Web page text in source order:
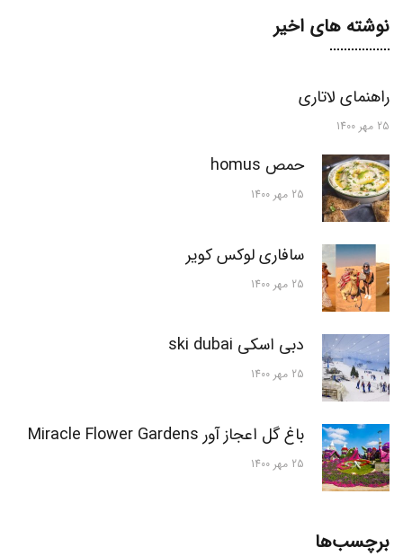
نوشته های اخیر
راهنمای لاتاری
25 مهر 1400
حمص homus
25 مهر 1400
سافاری لوکس کویر
25 مهر 1400
دبی اسکی ski dubai
25 مهر 1400
باغ گل اعجاز آور Miracle Flower Gardens
25 مهر 1400
برچسب‌ها